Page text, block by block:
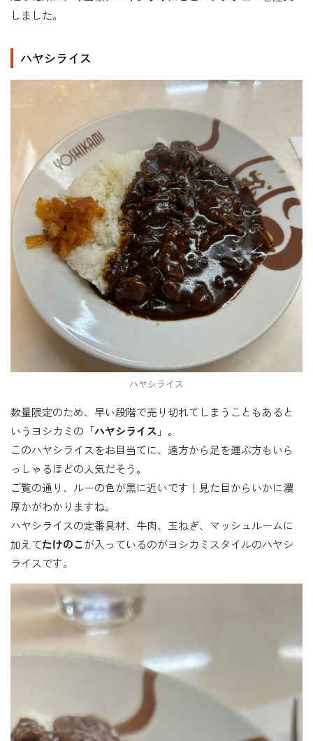
しました。
ハヤシライス
ハヤシライス
数量限定のため、早い段階で売り切れてしまうこともあると
いうヨシカミの「ハヤシライス 」。
このハヤシライスをお目当てに、遠方から足を運ぶ方もいら
っしゃるほどの人気だそう。
ご覧の通り、ルーの色が黒に近いです！見た目からいかに濃
厚かがわかりますね。
ハヤシライスの定番具材、牛肉、玉ねぎ、マッシュルームに
加えてたけのこが入っているのがヨシカミスタイルのハヤシ
ライスです。